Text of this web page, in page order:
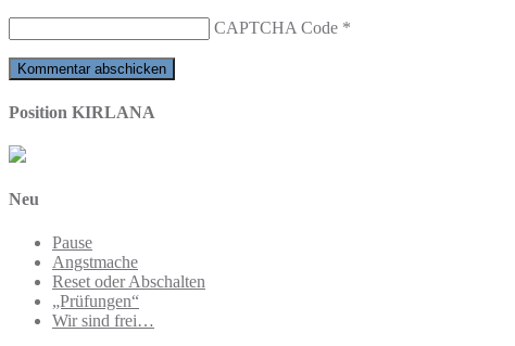
CAPTCHA Code *
Position KIRLANA
Neu
Pause
Angstmache
Reset oder Abschalten
„Prüfungen“
Wir sind frei…